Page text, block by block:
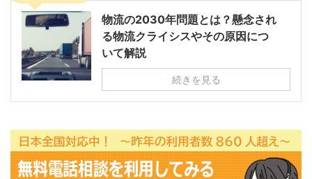
物流の2030年問題とは？懸念され
る物流クライシスやその原因につ
いて解説
続きを見る